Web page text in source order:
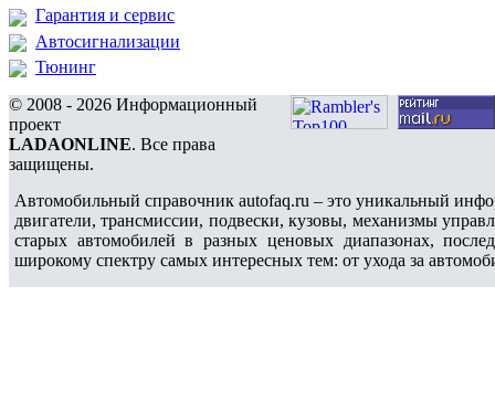
Гарантия и сервис
Автосигнализации
Тюнинг
© 2008 - 2026 Информационный
проект
LADAONLINE. Все права
защищены.
Автомобильный справочник autofaq.ru – это уникальный
двигатели, трансмиссии, подвески, кузовы, механизмы
старых автомобилей в разных ценовых диапазонах,
широкому спектру самых интересных тем: от ухода за